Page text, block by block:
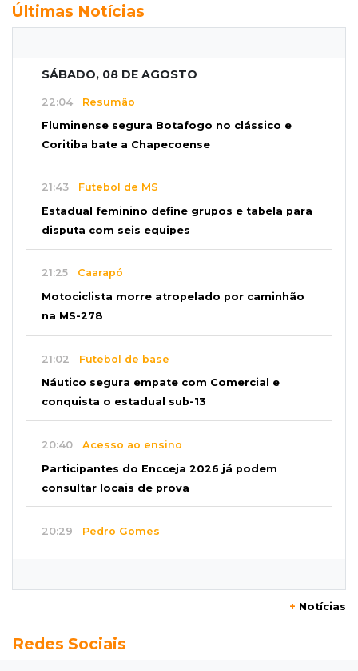
Últimas Notícias
SÁBADO, 08 DE AGOSTO
22:04 Resumão
Fluminense segura Botafogo no clássico e
Coritiba bate a Chapecoense
21:43 Futebol de MS
Estadual feminino define grupos e tabela para
disputa com seis equipes
21:25 Caarapó
Motociclista morre atropelado por caminhão
na MS-278
21:02 Futebol de base
Náutico segura empate com Comercial e
conquista o estadual sub-13
20:40 Acesso ao ensino
Participantes do Encceja 2026 já podem
consultar locais de prova
20:29 Pedro Gomes
Pantanal treina em Goiânia antes de jogo que
+ Notícias
Redes Sociais